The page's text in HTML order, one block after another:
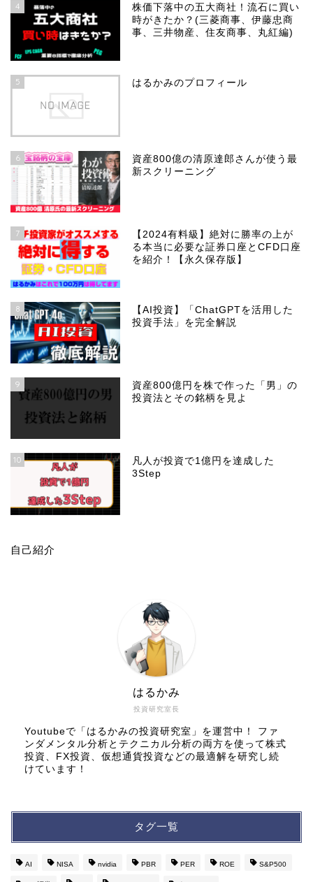
4
株価下落中の五大商社！流石に買い
時がきたか？(三菱商事、伊藤忠商
事、三井物産、住友商事、丸紅編)
5 はるかみのプロフィール
6
資産800億の清原達郎さんが使う最
新スクリーニング
7
【2024有料級】絶対に勝率の上が
る本当に必要な証券口座とCFD口座
を紹介！【永久保存版】
8
【AI投資】「ChatGPTを活用した
投資手法」を完全解説
9
資産800億円を株で作った「男」の
投資法とその銘柄を見よ
10
凡人が投資で1億円を達成した
3Step
自己紹介
投資研究室長
はるかみ
Youtubeで「はるかみの投資研究室」を運営中！ ファ
ンダメンタル分析とテクニカル分析の両方を使って株式
投資、FX投資、仮想通貨投資などの最適解を研究し続
けています！
タグ一覧
AI NISA nvidia PBR PER ROE S&P500